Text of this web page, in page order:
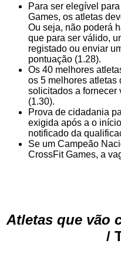
Para ser elegível
Games, os atletas
Ou seja, não poderá
que para ser válido,
registado ou enviar
pontuação (1.28).
Os 40 melhores
os 5 melhores atletas
solicitados a fornecer
(1.30).
Prova de cidadania
exigida após a o
notificado da
Se um Campeão
CrossFit Games, a
Atletas que vão
/